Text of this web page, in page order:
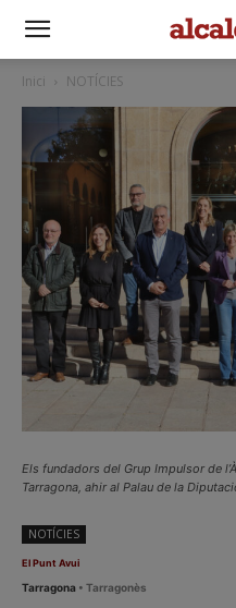
Inici NOTÍCIES
Els fundadors del Grup Impulsor de
Tarragona, ahir al Palau de la
NOTÍCIES
El Punt Avui
Tarragona • Tarragonès